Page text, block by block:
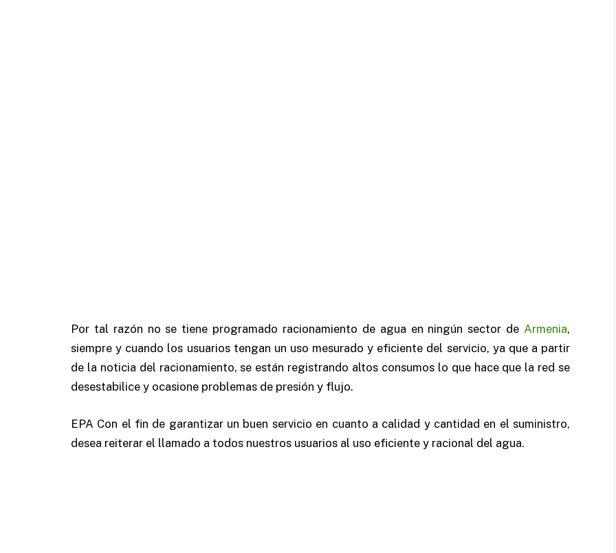
Por tal razón no se tiene programado racionamiento de agua en ningún sector de Armenia,
siempre y cuando los usuarios tengan un uso mesurado y eficiente del servicio, ya que a partir
de la noticia del racionamiento, se están registrando altos consumos lo que hace que la red se
desestabilice y ocasione problemas de presión y flujo.
EPA Con el fin de garantizar un buen servicio en cuanto a calidad y cantidad en el suministro,
desea reiterar el llamado a todos nuestros usuarios al uso eficiente y racional del agua.